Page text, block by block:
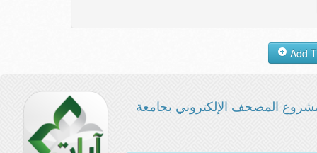
المصحف الإلكتروني بجامعة